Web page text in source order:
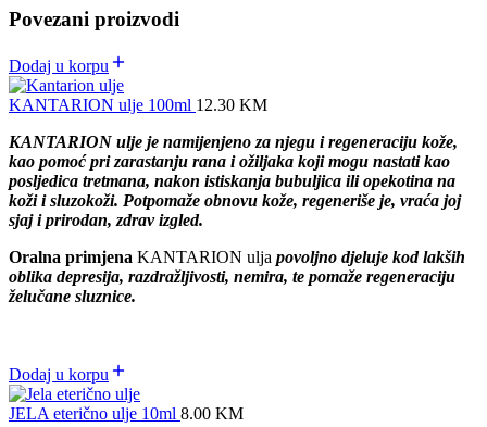
Povezani proizvodi
Dodaj u korpu
KANTARION ulje 100ml 12.30 KM
KANTARION ulje je namijenjeno za njegu i regeneraciju kože,
kao pomoć pri zarastanju rana i ožiljaka koji mogu nastati kao
posljedica tretmana, nakon istiskanja bubuljica ili opekotina na
koži i sluzokoži. Potpomaže obnovu kože, regeneriše je, vraća joj
sjaj i prirodan, zdrav izgled.
Oralna primjena KANTARION ulja povoljno djeluje kod lakših
oblika depresija, razdražljivosti, nemira, te pomaže regeneraciju
želučane sluznice.
Dodaj u korpu
JELA eterično ulje 10ml 8.00 KM